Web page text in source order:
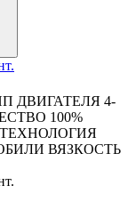
ДВИГАТЕЛЯ 4-
100%
ВЯЗКОСТЬ